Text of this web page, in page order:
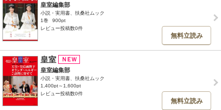
皇室編集部
小説・実用書、扶桑社ムック
1巻
900pt
レビュー投稿数0件
無料立読み
皇室
皇室編集部
小説・実用書、扶桑社ムック
1,400pt～1,600pt
レビュー投稿数0件
無料立読み